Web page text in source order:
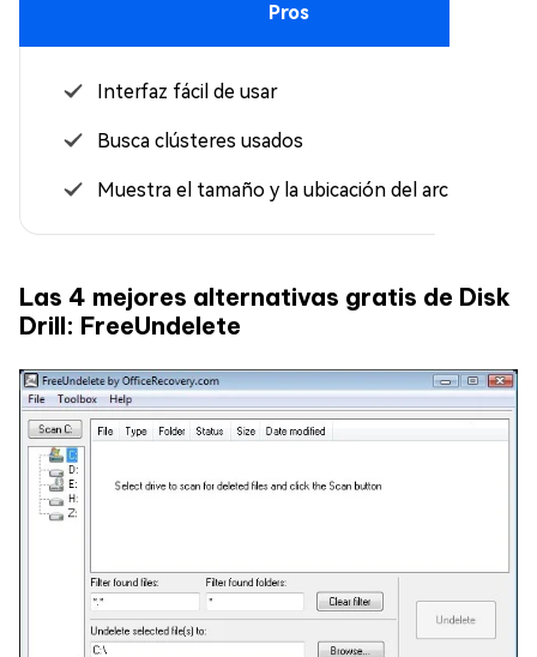
Pros
Interfaz fácil de usar
Busca clústeres usados
Muestra el tamaño y la ubicación del archivo
Las 4 mejores alternativas gratis de Disk
Drill: FreeUndelete